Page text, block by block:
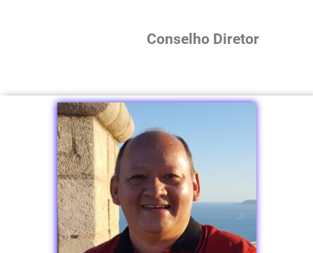
Conselho Diretor